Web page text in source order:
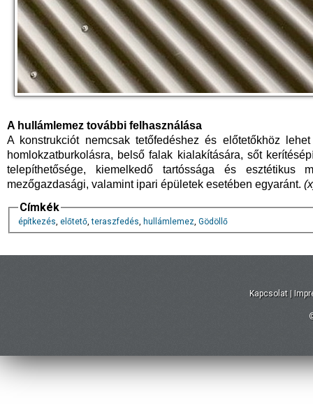
A hullámlemez további felhasználása
A konstrukciót nemcsak tetőfedéshez és előtetőkhöz
homlokzatburkolásra, belső falak kialakítására, sőt
telepíthetősége, kiemelkedő tartóssága és esztétikus
mezőgazdasági, valamint ipari épületek esetében egyaránt.
Címkék
építkezés, előtető,teraszfedés, hullámlemez, Gödöllő
Kapcsolat |